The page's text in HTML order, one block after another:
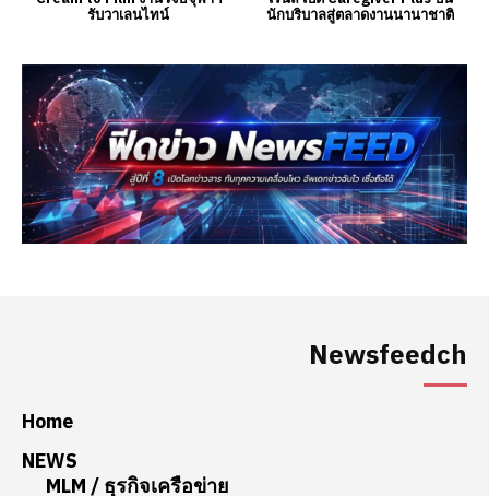
Newsfeedch
Home
NEWS
MLM / ธุรกิจเครือข่าย